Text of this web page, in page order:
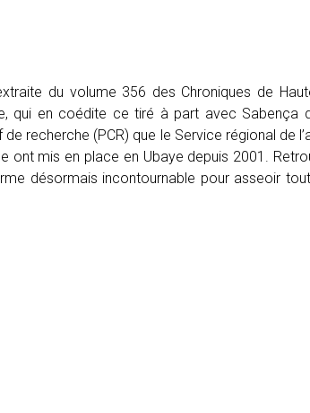
du volume 356 des Chroniques de
qui en coédite ce tiré à part avec Sabença
recherche (PCR) que le Service régional de
ont mis en place en Ubaye depuis 2001.
désormais incontournable pour asseoir